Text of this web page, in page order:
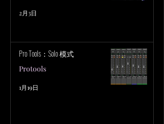
2月3日
Pro Tools：Solo 模式
Protools
1月19日